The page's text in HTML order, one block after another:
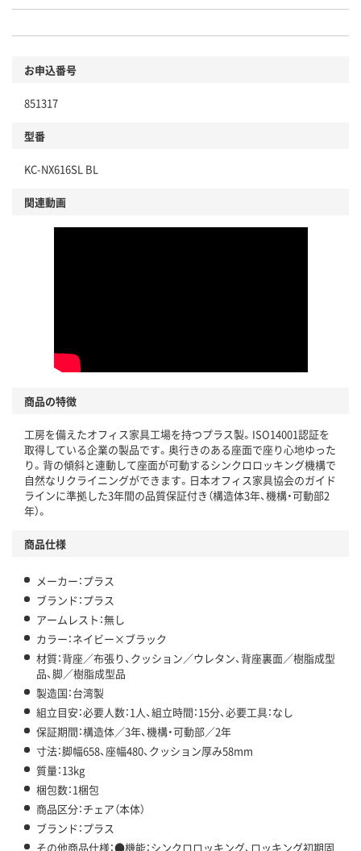
お申込番号
851317
型番
KC-NX616SL BL
関連動画
商品の特徴
工房を備えたオフィス家具工場を持つプラス製。ISO14001認証を
取得している企業の製品です。奥行きのある座面で座り心地ゆった
り。背の傾斜と連動して座面が可動するシンクロロッキング機構で
自然なリクライニングができます。日本オフィス家具協会のガイド
ラインに準拠した3年間の品質保証付き（構造体3年、機構・可動部2
年）。
商品仕様
メーカー：プラス
ブランド：プラス
アームレスト：無し
カラー：ネイビー×ブラック
材質：背座／布張り、クッション／ウレタン、背座裏面／樹脂成型
品、脚／樹脂成型品
製造国：台湾製
組立目安：必要人数：1人、組立時間：15分、必要工具：なし
保証期間：構造体／3年、機構・可動部／2年
寸法：脚幅658、座幅480、クッション厚み58mm
質量：13kg
梱包数：1梱包
商品区分：チェア（本体）
ブランド：プラス
その他商品仕様：●機能：シンクロロッキング、ロッキング初期固